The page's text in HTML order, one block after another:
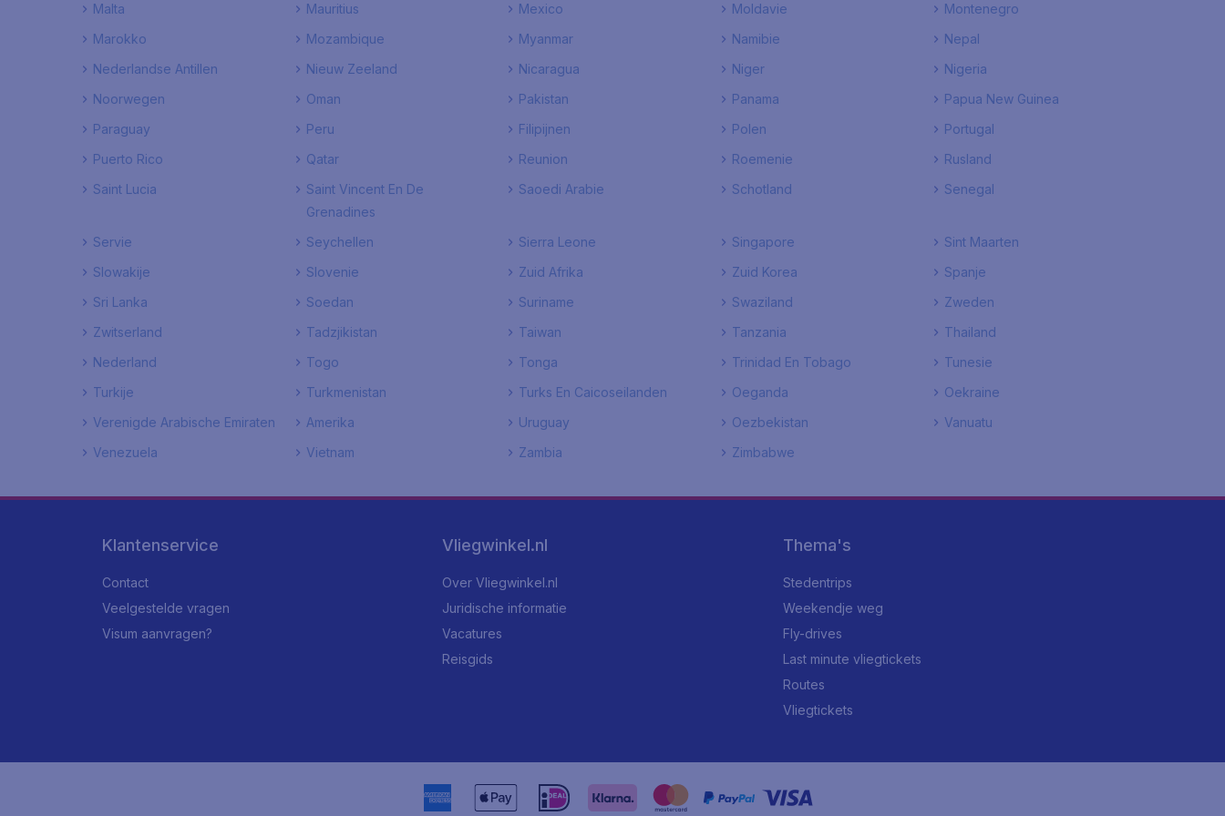
Malta
Mauritius Mexico Moldavie
Montenegro
Marokko
Mozambique Myanmar Namibie
Nepal
Nederlandse Antillen
Nieuw Zeeland Nicaragua Niger
Nigeria
Noorwegen
Oman Pakistan Panama
Papua New Guinea
Paraguay
Peru Filipijnen Polen
Portugal
Puerto Rico
Qatar Reunion Roemenie
Rusland
Saint Lucia
Saint Vincent En De
Grenadines
Saoedi Arabie Schotland Senegal
Servie Seychellen Sierra Leone Singapore
Sint Maarten
Slowakije
Slovenie Zuid Afrika Zuid Korea
Spanje
Sri Lanka
Soedan Suriname Swaziland
Zweden
Zwitserland
Tadzjikistan Taiwan Tanzania
Thailand
Nederland
Togo Tonga Trinidad En Tobago
Tunesie
Turkije
Turkmenistan Turks En Caicoseilanden Oeganda
Oekraine
Verenigde Arabische Emiraten
Amerika Uruguay Oezbekistan
Vanuatu
Venezuela
Vietnam Zambia Zimbabwe
Klantenservice
Contact
Veelgestelde vragen
Visum aanvragen?
Vliegwinkel.nl
Over Vliegwinkel.nl
Juridische informatie
Vacatures
Reisgids
Thema's
Stedentrips
Weekendje weg
Fly-drives
Last minute vliegtickets
Routes
Vliegtickets